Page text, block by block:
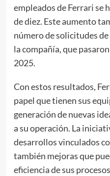
empleados de Ferrari se
de diez. Este aumento
número de solicitudes
la compañía, que
2025.
Con estos resultados,
papel que tienen sus
generación de nuevas
a su operación. La
desarrollos vinculados
también mejoras que
eficiencia de sus